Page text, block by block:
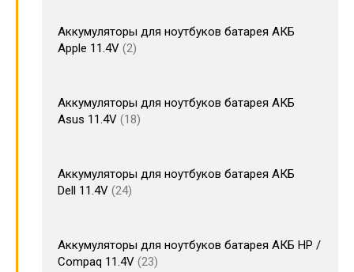
Аккумуляторы для ноутбуков батарея АКБ
Apple 11.4V 2
Аккумуляторы для ноутбуков батарея АКБ
Asus 11.4V 18
Аккумуляторы для ноутбуков батарея АКБ
Dell 11.4V 24
Аккумуляторы для ноутбуков батарея АКБ HP /
Compaq 11.4V 23